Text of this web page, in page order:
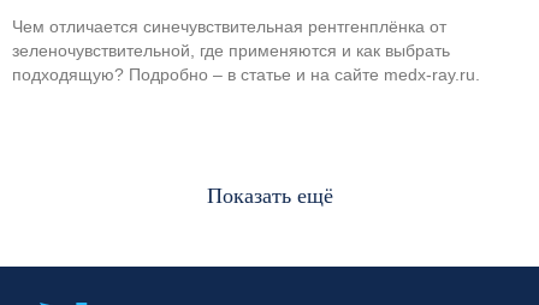
Чем отличается синечувствительная рентгенплёнка от
зеленочувствительной, где применяются и как выбрать
подходящую? Подробно – в статье и на сайте medx-ray.ru.
Показать ещё